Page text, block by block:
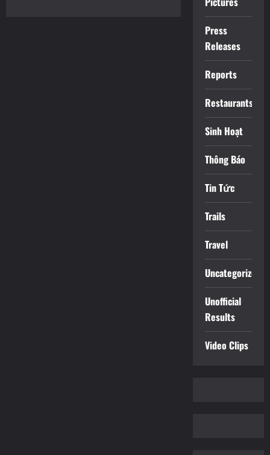
Press
Releases
Reports
Restaurants
Sinh Hoạt
Thông Báo
Tin Tức
Trails
Travel
Uncategorized
Unofficial
Results
Video Clips